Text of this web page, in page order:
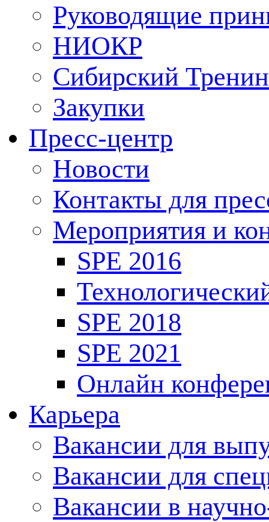
Руководящие
НИОКР
Сибирский
Закупки
Пресс-центр
Новости
Контакты для
Мероприятия и
SPE 2016
SPE 2018
SPE 2021
Онлайн
Карьера
Вакансии для
Вакансии для
Вакансии в